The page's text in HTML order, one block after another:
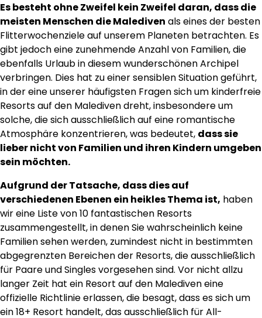
Es besteht ohne Zweifel kein Zweifel daran, dass die
meisten Menschen die Malediven als eines der besten
Flitterwochenziele auf unserem Planeten betrachten. Es
gibt jedoch eine zunehmende Anzahl von Familien, die
ebenfalls Urlaub in diesem wunderschönen Archipel
verbringen. Dies hat zu einer sensiblen Situation geführt,
in der eine unserer häufigsten Fragen sich um kinderfreie
Resorts auf den Malediven dreht, insbesondere um
solche, die sich ausschließlich auf eine romantische
Atmosphäre konzentrieren, was bedeutet, dass sie
lieber nicht von Familien und ihren Kindern umgeben
sein möchten.
Aufgrund der Tatsache, dass dies auf
verschiedenen Ebenen ein heikles Thema ist, haben
wir eine Liste von 10 fantastischen Resorts
zusammengestellt, in denen Sie wahrscheinlich keine
Familien sehen werden, zumindest nicht in bestimmten
abgegrenzten Bereichen der Resorts, die ausschließlich
für Paare und Singles vorgesehen sind. Vor nicht allzu
langer Zeit hat ein Resort auf den Malediven eine
offizielle Richtlinie erlassen, die besagt, dass es sich um
ein 18+ Resort handelt, das ausschließlich für All-